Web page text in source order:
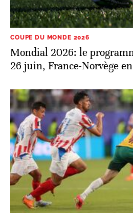
COUPE DU MONDE 2026
Mondial 2026: le
26 juin, France-Norvège